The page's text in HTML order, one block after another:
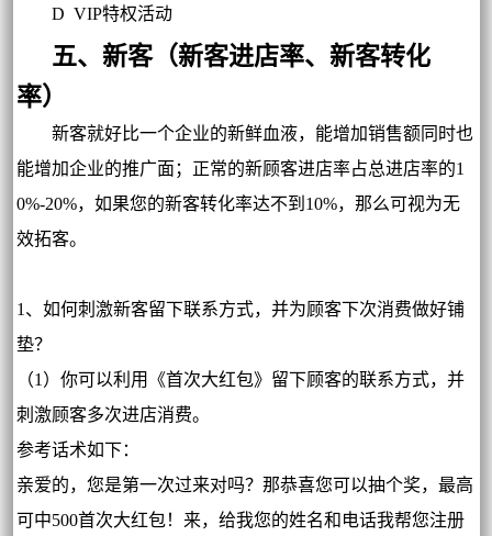
D VIP特权活动
五、新客（新客进店率、新客转化
率）
新客就好比一个企业的新鲜血液，能增加销售额同时也
能增加企业的推广面；正常的新顾客进店率占总进店率的1
0%-20%，如果您的新客转化率达不到10%，那么可视为无
效拓客。
1、如何刺激新客留下联系方式，并为顾客下次消费做好铺
垫？
（1）你可以利用《首次大红包》留下顾客的联系方式，并
刺激顾客多次进店消费。
参考话术如下：
亲爱的，您是第一次过来对吗？那恭喜您可以抽个奖，最高
可中500首次大红包！来，给我您的姓名和电话我帮您注册